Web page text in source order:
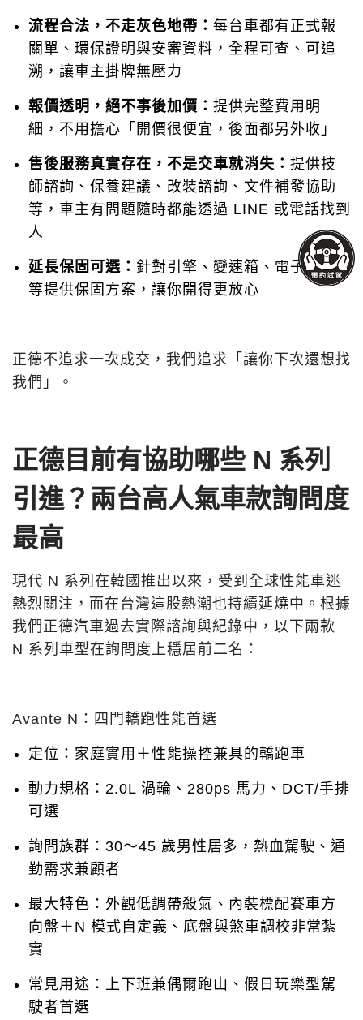
流程合法，不走灰色地帶： 每台車都有正式報
關單、環保證明與安審資料，全程可查、可追
溯，讓車主掛牌無壓力
報價透明，絕不事後加價： 提供完整費用明
細，不用擔心「開價很便宜，後面都另外收」
售後服務真實存在，不是交車就消失： 提供技
師諮詢、保養建議、改裝諮詢、文件補發協助
等，車主有問題隨時都能透過 LINE 或電話找到
人
延長保固可選： 針對引擎、變速箱、電子系統
等提供保固方案，讓你開得更放心
正德不追求一次成交，我們追求「讓你下次還想找
我們」。
正德目前有協助哪些 N 系列
引進？兩台高人氣車款詢問度
最高
現代 N 系列在韓國推出以來，受到全球性能車迷
熱烈關注，而在台灣這股熱潮也持續延燒中。根據
我們正德汽車過去實際諮詢與紀錄中，以下兩款
N 系列車型在詢問度上穩居前二名：
Avante N：四門轎跑性能首選
定位：家庭實用＋性能操控兼具的轎跑車
動力規格：2.0L 渦輪、280ps 馬力、DCT/手排
可選
詢問族群：30～45 歲男性居多，熱血駕駛、通
勤需求兼顧者
最大特色：外觀低調帶殺氣、內裝標配賽車方
向盤＋N 模式自定義、底盤與煞車調校非常紮
實
常見用途：上下班兼偶爾跑山、假日玩樂型駕
駛者首選